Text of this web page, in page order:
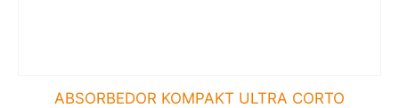
ABSORBEDOR KOMPAKT ULTRA CORTO